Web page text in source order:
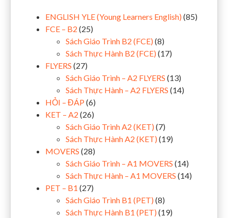
ENGLISH YLE (Young Learners English) (85)
FCE – B2 (25)
Sách Giáo Trình B2 (FCE) (8)
Sách Thực Hành B2 (FCE) (17)
FLYERS (27)
Sách Giáo Trình – A2 FLYERS (13)
Sách Thực Hành – A2 FLYERS (14)
HỎI – ĐÁP (6)
KET – A2 (26)
Sách Giáo Trình A2 (KET) (7)
Sách Thực Hành A2 (KET) (19)
MOVERS (28)
Sách Giáo Trình – A1 MOVERS (14)
Sách Thực Hành – A1 MOVERS (14)
PET – B1 (27)
Sách Giáo Trình B1 (PET) (8)
Sách Thực Hành B1 (PET) (19)